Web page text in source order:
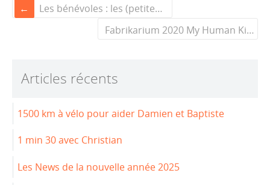
e
b
Les bénévoles : les (petites) mains (pas bioniques) de My Human Kit
Fabrikarium 2020 My Human Kit et Ariane Group
Articles récents
1500 km à vélo pour aider Damien et Baptiste
1 min 30 avec Christian
Les News de la nouvelle année 2025